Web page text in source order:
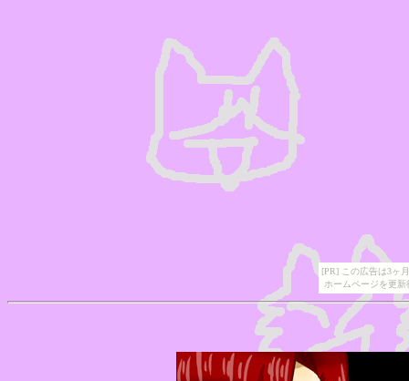
[PR] この広告は3ヶ
ホームページを更